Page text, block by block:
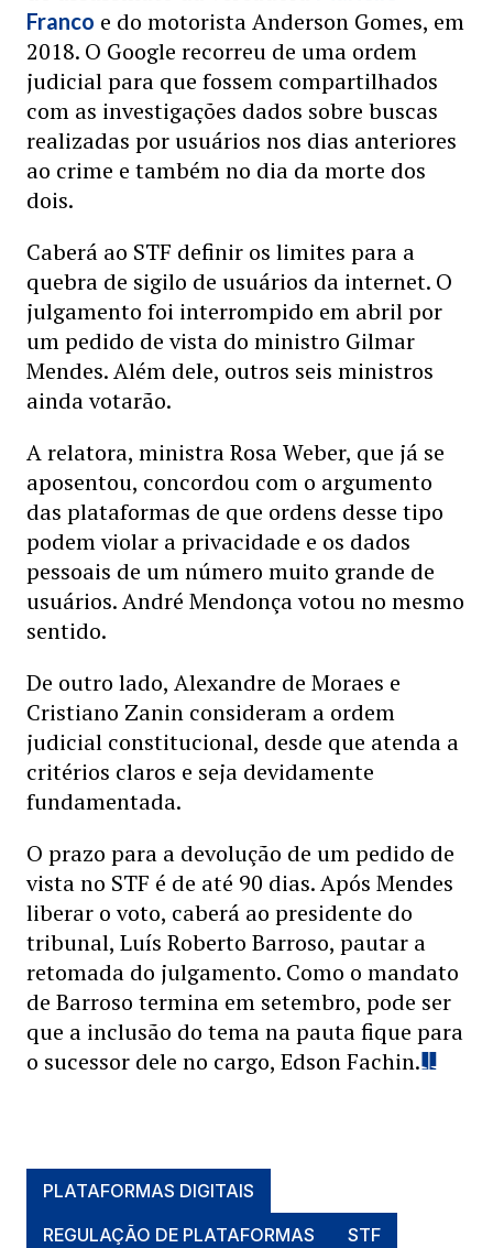
Franco e do motorista Anderson Gomes, em
2018. O Google recorreu de uma ordem
judicial para que fossem compartilhados
com as investigações dados sobre buscas
realizadas por usuários nos dias anteriores
ao crime e também no dia da morte dos
dois.
Caberá ao STF definir os limites para a
quebra de sigilo de usuários da internet. O
julgamento foi interrompido em abril por
um pedido de vista do ministro Gilmar
Mendes. Além dele, outros seis ministros
ainda votarão.
A relatora, ministra Rosa Weber, que já se
aposentou, concordou com o argumento
das plataformas de que ordens desse tipo
podem violar a privacidade e os dados
pessoais de um número muito grande de
usuários. André Mendonça votou no mesmo
sentido.
De outro lado, Alexandre de Moraes e
Cristiano Zanin consideram a ordem
judicial constitucional, desde que atenda a
critérios claros e seja devidamente
fundamentada.
O prazo para a devolução de um pedido de
vista no STF é de até 90 dias. Após Mendes
liberar o voto, caberá ao presidente do
tribunal, Luís Roberto Barroso, pautar a
retomada do julgamento. Como o mandato
de Barroso termina em setembro, pode ser
que a inclusão do tema na pauta fique para
o sucessor dele no cargo, Edson Fachin.
PLATAFORMAS DIGITAIS
REGULAÇÃO DE PLATAFORMAS
STF